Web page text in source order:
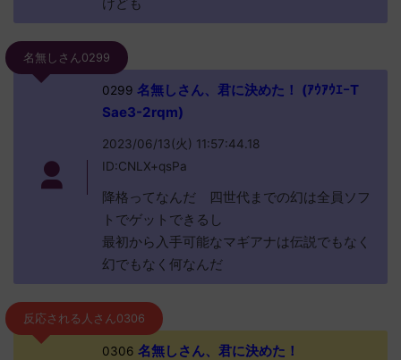
名無しさん0299
0299 名無しさん、君に決めた！ (ｱｳｱｳｴｰT
Sae3-2rqm)
2023/06/13(火) 11:57:44.18
ID:CNLX+qsPa
降格ってなんだ 四世代までの幻は全員ソフ
トでゲットできるし
最初から入手可能なマギアナは伝説でもなく
幻でもなく何なんだ
反応される人さん0306
0306 名無しさん、君に決めた！